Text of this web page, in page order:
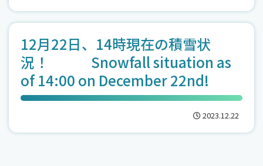
12月22日、14時現在の積雪状
況！ Snowfall situation as
of 14:00 on December 22nd!
2023.12.22